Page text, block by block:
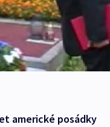
americké posádky